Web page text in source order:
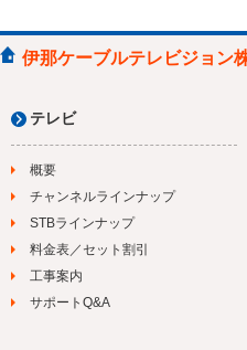
伊那ケーブルテレビジョン
テレビ
概要
チャンネルラインナップ
STBラインナップ
料金表／セット割引
工事案内
サポートQ&A